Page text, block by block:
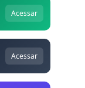
Acessar
Acessar